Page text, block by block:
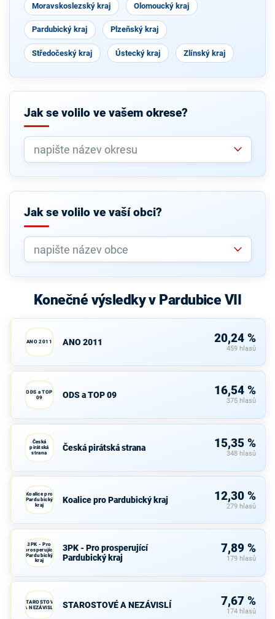
Moravskoslezský kraj Olomoucký kraj
Pardubický kraj Plzeňský kraj
Středočeský kraj Ústecký kraj Zlínský kraj
Jak se volilo ve vašem okrese?
Jak se volilo ve vaší obci?
Konečné výsledky v Pardubice VII
ANO 2011 ANO 2011 20,24 %
459 hlasů
ODS a TOP
09
ODS a TOP 09 16,54 %
375 hlasů
Česká
pirátská
strana
Česká pirátská strana 15,35 %
348 hlasů
Koalice pro
Pardubický
kraj
Koalice pro Pardubický kraj 12,30 %
279 hlasů
3PK - Pro
prosperující
Pardubický
kraj
3PK - Pro prosperující
Pardubický kraj
7,89 %
179 hlasů
STAROSTOVÉ
A NEZÁVISLÍ
STAROSTOVÉ A NEZÁVISLÍ 7,67 %
174 hlasů